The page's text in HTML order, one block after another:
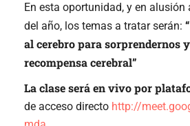
En esta oportunidad, y en
del año, los temas a tratar serán:
al cerebro para sorprendernos
recompensa cerebral”
La clase será en vivo por
de acceso directo http://